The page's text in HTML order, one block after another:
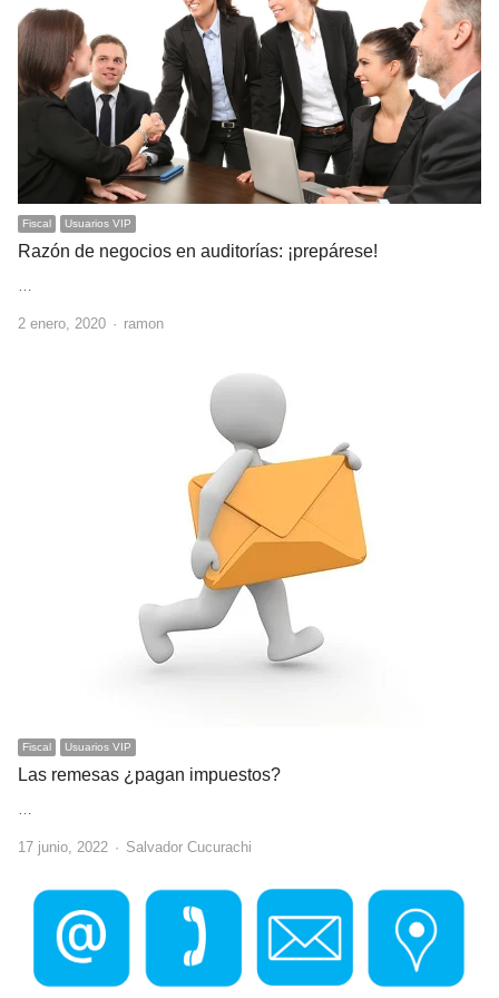
Fiscal Usuarios VIP
Razón de negocios en auditorías: ¡prepárese!
…
2 enero, 2020 Author
ramon
Fiscal Usuarios VIP
Las remesas ¿pagan impuestos?
…
17 junio, 2022 Author
Salvador Cucurachi